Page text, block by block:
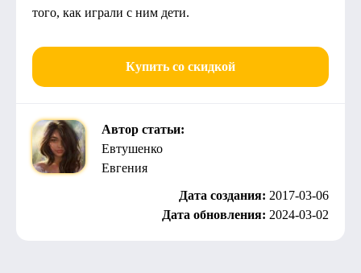
того, как играли с ним дети.
Купить со скидкой
Автор статьи:
Евтушенко
Евгения
Дата создания: 2017-03-06
Дата обновления: 2024-03-02